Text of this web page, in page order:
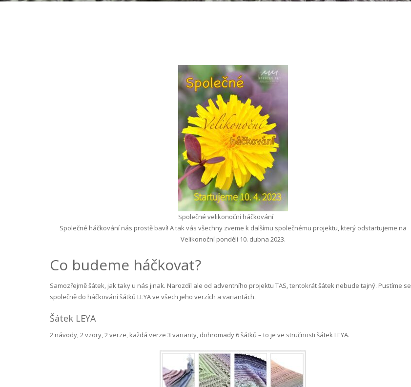
Společné velikonoční háčkování
Společné háčkování nás prostě baví! A tak vás všechny zveme k dalšímu společnému projektu, který odstartujeme na
Velikonoční pondělí 10. dubna 2023.
Co budeme háčkovat?
Samozřejmě šátek, jak taky u nás jinak. Narozdíl ale od adventního projektu TAS, tentokrát šátek nebude tajný. Pustíme se
společně do háčkování šátků LEYA ve všech jeho verzích a variantách.
Šátek LEYA
2 návody, 2 vzory, 2 verze, každá verze 3 varianty, dohromady 6 šátků – to je ve stručnosti šátek LEYA.